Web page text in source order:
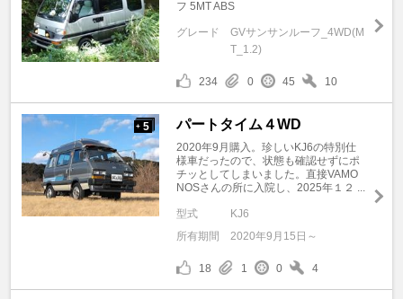
フ 5MT ABS
グレード
GVサンサンルーフ_4WD(M
T_1.2)
234 0 45 10
+ 5 パートタイム４WD
2020年9月購入。珍しいKJ6の特別仕
様車だったので、状態も確認せずにポ
チッとしてしまいました。直接VAMO
NOSさんの所に入院し、2025年１２ ...
型式
KJ6
所有期間
2020年9月15日～
18 1 0 4